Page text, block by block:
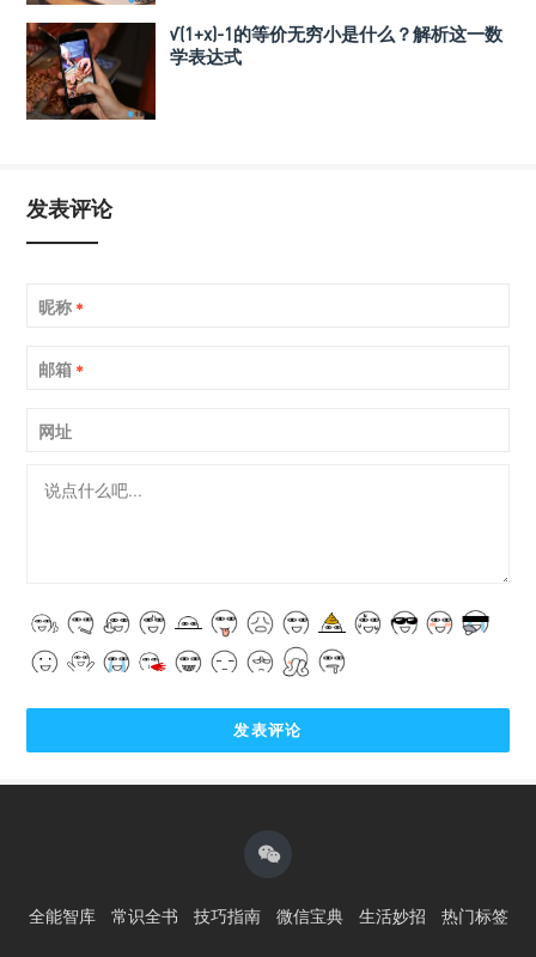
√(1+x)-1的等价无穷小是什么？解析这一数
学表达式
发表评论
昵称 *
邮箱 *
网址
全能智库 常识全书 技巧指南 微信宝典 生活妙招 热门标签